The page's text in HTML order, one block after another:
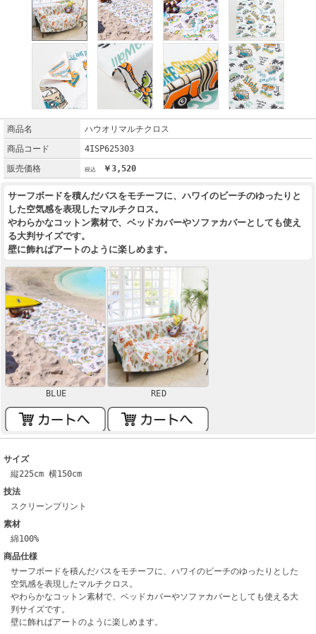
商品名
ハウオリマルチクロス
商品コード
4ISP625303
販売価格
￥3,520
サーフボードを積んだバスをモチーフに、ハワイのビーチのゆったりと
した空気感を表現したマルチクロス。
やわらかなコットン素材で、ベッドカバーやソファカバーとしても使え
る大判サイズです。
壁に飾ればアートのように楽しめます。
BLUE RED
サイズ
縦225cm 横150cm
技法
スクリーンプリント
素材
綿100%
商品仕様
サーフボードを積んだバスをモチーフに、ハワイのビーチのゆったりとした
空気感を表現したマルチクロス。
やわらかなコットン素材で、ベッドカバーやソファカバーとしても使える大
判サイズです。
壁に飾ればアートのように楽しめます。